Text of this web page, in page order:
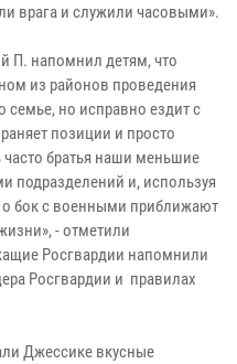
врага и служили часовыми».
П. напомнил детям, что
из районов проведения
семье, но исправно ездит с
позиции и просто
братья наши меньшие
подразделений и, используя
бок с военными приближают
- отметили
Росгвардии напомнили
Росгвардии и правилах
Джессике вкусные